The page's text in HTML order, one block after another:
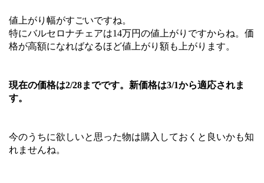
値上がり幅がすごいですね。
特にバルセロナチェアは14万円の値上がりですからね。価
格が高額になればなるほど値上がり額も上がります。
現在の価格は2/28までです。新価格は3/1から適応されま
す。
今のうちに欲しいと思った物は購入しておくと良いかも知
れませんね。